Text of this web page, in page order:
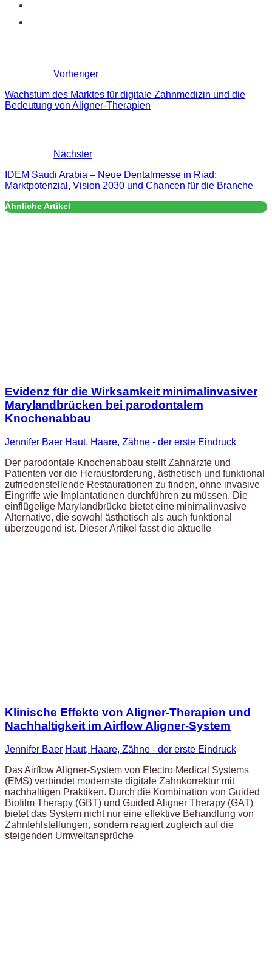
Vorheriger
Wachstum des Marktes für digitale Zahnmedizin und die
Bedeutung von Aligner-Therapien
Nächster
IDEM Saudi Arabia – Neue Dentalmesse in Riad:
Marktpotenzial, Vision 2030 und Chancen für die Branche
Ähnliche Artikel
Evidenz für die Wirksamkeit minimalinvasiver
Marylandbrücken bei parodontalem
Knochenabbau
Jennifer Baer Haut, Haare, Zähne - der erste Eindruck
Der parodontale Knochenabbau stellt Zahnärzte und
Patienten vor die Herausforderung, ästhetisch und funktional
zufriedenstellende Restaurationen zu finden, ohne invasive
Eingriffe wie Implantationen durchführen zu müssen. Die
einflügelige Marylandbrücke bietet eine minimalinvasive
Alternative, die sowohl ästhetisch als auch funktional
überzeugend ist. Dieser Artikel fasst die aktuelle
Klinische Effekte von Aligner-Therapien und
Nachhaltigkeit im Airflow Aligner-System
Jennifer Baer Haut, Haare, Zähne - der erste Eindruck
Das Airflow Aligner-System von Electro Medical Systems
(EMS) verbindet modernste digitale Zahnkorrektur mit
nachhaltigen Praktiken. Durch die Kombination von Guided
Biofilm Therapy (GBT) und Guided Aligner Therapy (GAT)
bietet das System nicht nur eine effektive Behandlung von
Zahnfehlstellungen, sondern reagiert zugleich auf die
steigenden Umweltansprüche